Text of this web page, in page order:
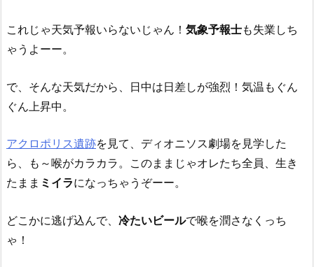
これじゃ天気予報いらないじゃん！ 気象予報士も失業しち
ゃうよーー。
で、そんな天気だから、日中は日差しが強烈！気温もぐん
ぐん上昇中。
アクロポリス遺跡を見て、ディオニソス劇場を見学した
ら、も～喉がカラカラ。このままじゃオレたち全員、生き
たまま ミイラになっちゃうぞーー。
どこかに逃げ込んで、 冷たいビールで喉を潤さなくっち
ゃ！